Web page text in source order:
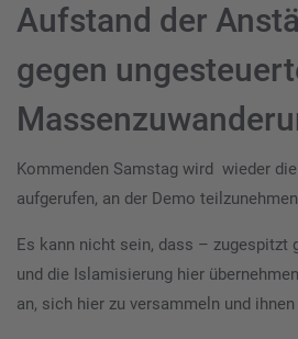
Aufstand der
gegen
Kommenden Samstag wird wieder
aufgerufen, an der Demo
Es kann nicht sein, dass – zugespitzt
und die Islamisierung hier
an, sich hier zu versammeln und ihnen